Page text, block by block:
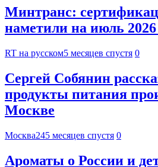
Минтранс:
наметили на июль 2026
RT на русском5 месяцев спустя 0
Сергей Собянин
продукты питания
Москве
Москва245 месяцев спустя 0
Ароматы о России и